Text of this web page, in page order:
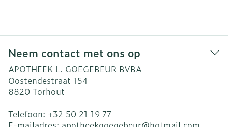
Neem contact met ons op
APOTHEEK L. GOEGEBEUR BVBA
Oostendestraat 154
8820 Torhout
Telefoon: +32 50 21 19 77